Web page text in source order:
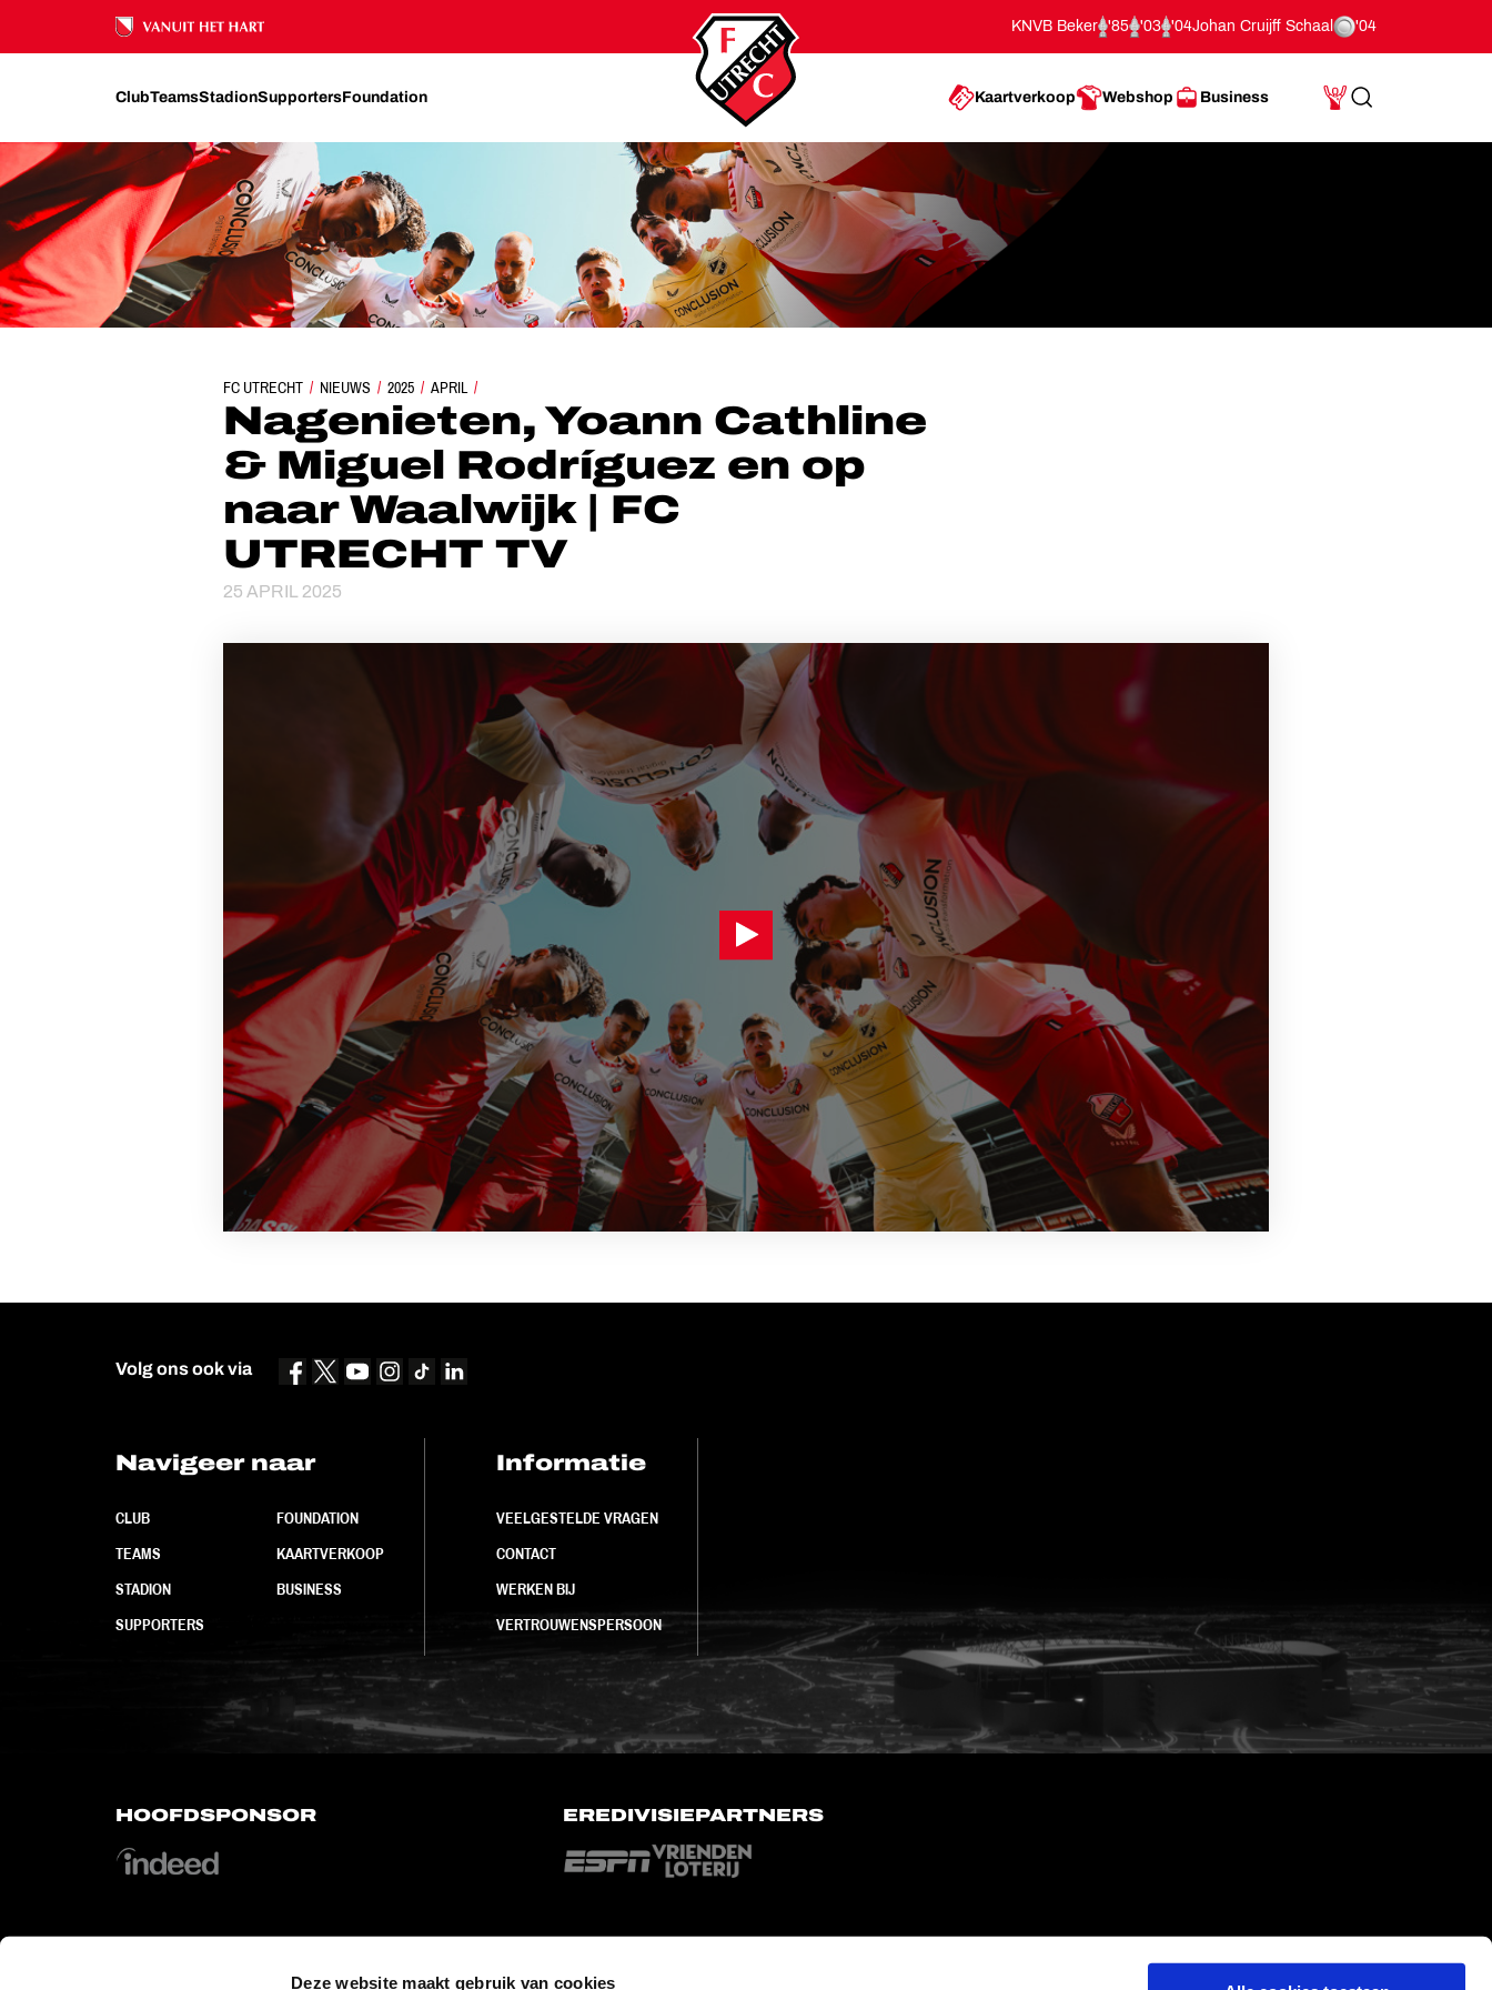
Deze website maakt gebruik van cookies
Ons nalatenschap
KNVB Beker '85 '03 '04Johan Cruijff Schaal '04
ClubTeamsStadionSupportersFoundation Kaartverkoop Webshop Business
Mijn Account
Search
FC UTRECHT NIEUWS 2025 APRIL
NAGENIETEN, YOANN CATHLINE & MIGUEL RODRÍGUEZ EN OP NAAR WAALWIJK | FC UTRECHT TV
Nagenieten, Yoann Cathline
& Miguel Rodríguez en op
naar Waalwijk | FC
UTRECHT TV
25 APRIL 2025
Volg ons ook via
Navigeer naar
CLUB
TEAMS
STADION
SUPPORTERS
FOUNDATION
KAARTVERKOOP
BUSINESS
Informatie
VEELGESTELDE VRAGEN
CONTACT
WERKEN BIJ
VERTROUWENSPERSOON
HOOFDSPONSOR EREDIVISIEPARTNERS